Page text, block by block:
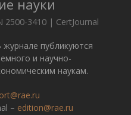
науки
2500-3410 | CertJournal
журнале публикуются
и научно-
наукам.
– edition@rae.ru